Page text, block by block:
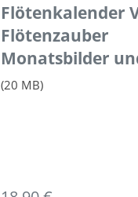
Flötenkalender
Flötenzauber
Monatsbilder
(20 MB)